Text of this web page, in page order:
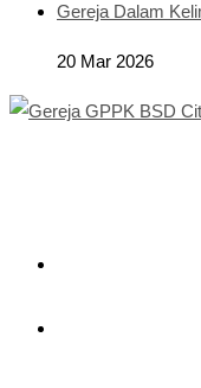
Gereja Dalam
20 Mar 2026